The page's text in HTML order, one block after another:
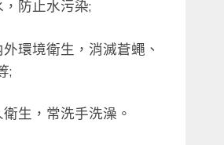
防止水污染;
環境衛生，消滅蒼蠅、
;
生，常洗手洗澡。